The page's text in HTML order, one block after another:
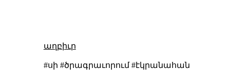
աղբիւր
#սի #ծրագրաւորում #էկրանահան